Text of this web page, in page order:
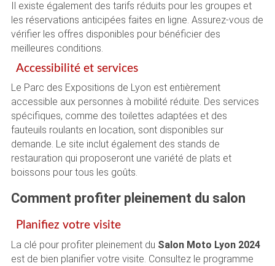
Il existe également des tarifs réduits pour les groupes et
les réservations anticipées faites en ligne. Assurez-vous de
vérifier les offres disponibles pour bénéficier des
meilleures conditions.
Accessibilité et services
Le Parc des Expositions de Lyon est entièrement
accessible aux personnes à mobilité réduite. Des services
spécifiques, comme des toilettes adaptées et des
fauteuils roulants en location, sont disponibles sur
demande. Le site inclut également des stands de
restauration qui proposeront une variété de plats et
boissons pour tous les goûts.
Comment profiter pleinement du salon
Planifiez votre visite
La clé pour profiter pleinement du Salon Moto Lyon 2024
est de bien planifier votre visite. Consultez le programme